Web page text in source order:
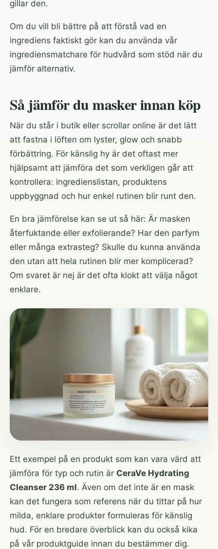
gillar den.
Om du vill bli bättre på att förstå vad en
ingrediens faktiskt gör kan du använda vår
ingrediensmatchare för hudvård som stöd när du
jämför alternativ.
Så jämför du masker innan köp
När du står i butik eller scrollar online är det lätt
att fastna i löften om lyster, glow och snabb
förbättring. För känslig hy är det oftast mer
hjälpsamt att jämföra det som verkligen går att
kontrollera: ingredienslistan, produktens
uppbyggnad och hur enkel rutinen blir runt den.
En bra jämförelse kan se ut så här: Är masken
återfuktande eller exfolierande? Har den parfym
eller många extrasteg? Skulle du kunna använda
den utan att hela rutinen blir mer komplicerad?
Om svaret är nej är det ofta klokt att välja något
enklare.
Ett exempel på en produkt som kan vara värd att
jämföra för typ och rutin är CeraVe Hydrating
Cleanser 236 ml. Även om det inte är en mask
kan det fungera som referens när du tittar på hur
milda, enklare produkter formuleras för känslig
hud. För en bredare överblick kan du också kika
på vår produktguide innan du bestämmer dig.